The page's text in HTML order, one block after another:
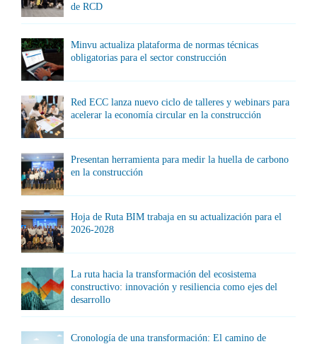
de RCD
Minvu actualiza plataforma de normas técnicas
obligatorias para el sector construcción
Red ECC lanza nuevo ciclo de talleres y webinars para
acelerar la economía circular en la construcción
Presentan herramienta para medir la huella de carbono
en la construcción
Hoja de Ruta BIM trabaja en su actualización para el
2026-2028
La ruta hacia la transformación del ecosistema
constructivo: innovación y resiliencia como ejes del
desarrollo
Cronología de una transformación: El camino de